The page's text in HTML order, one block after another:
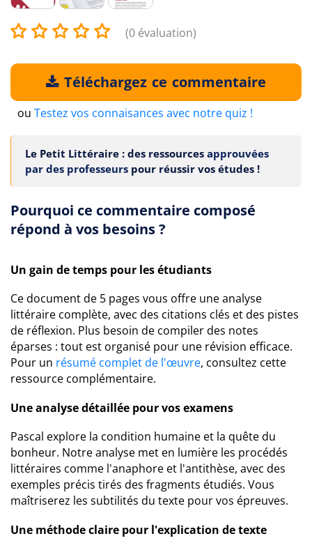
(0 évaluation)
Téléchargez ce commentaire
ou Testez vos connaisances avec notre quiz !
Le Petit Littéraire : des ressources approuvées
par des professeurs pour réussir vos études !
Pourquoi ce commentaire composé
répond à vos besoins ?
Un gain de temps pour les étudiants
Ce document de 5 pages vous offre une analyse
littéraire complète, avec des citations clés et des pistes
de réflexion. Plus besoin de compiler des notes
éparses : tout est organisé pour une révision efficace.
Pour un résumé complet de l'œuvre, consultez cette
ressource complémentaire.
Une analyse détaillée pour vos examens
Pascal explore la condition humaine et la quête du
bonheur. Notre analyse met en lumière les procédés
littéraires comme l'anaphore et l'antithèse, avec des
exemples précis tirés des fragments étudiés. Vous
maîtriserez les subtilités du texte pour vos épreuves.
Une méthode claire pour l'explication de texte